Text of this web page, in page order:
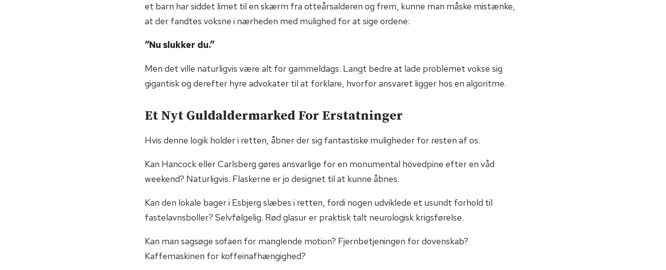
et barn har siddet limet til en skærm fra otteårsalderen og frem, kunne man måske mistænke,
at der fandtes voksne i nærheden med mulighed for at sige ordene:
“Nu slukker du.”
Men det ville naturligvis være alt for gammeldags. Langt bedre at lade problemet vokse sig
gigantisk og derefter hyre advokater til at forklare, hvorfor ansvaret ligger hos en algoritme.
Et Nyt Guldaldermarked For Erstatninger
Hvis denne logik holder i retten, åbner der sig fantastiske muligheder for resten af os.
Kan Hancock eller Carlsberg gøres ansvarlige for en monumental hovedpine efter en våd
weekend? Naturligvis. Flaskerne er jo designet til at kunne åbnes.
Kan den lokale bager i Esbjerg slæbes i retten, fordi nogen udviklede et usundt forhold til
fastelavnsboller? Selvfølgelig. Rød glasur er praktisk talt neurologisk krigsførelse.
Kan man sagsøge sofaen for manglende motion? Fjernbetjeningen for dovenskab?
Kaffemaskinen for koffeinafhængighed?